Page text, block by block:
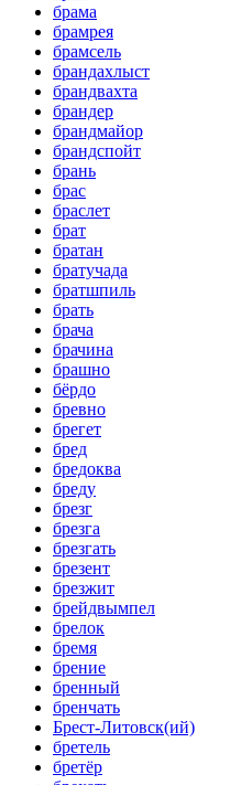
брама
брамрея
брамсель
брандахлыст
брандвахта
брандер
брандмайор
брандспойт
брань
брас
браслет
брат
братан
братучада
братшпиль
брать
брача
брачина
брашно
бёрдо
бревно
брегет
бред
бредоква
бреду
брезг
брезга
брезгать
брезент
брезжит
брейдвымпел
брелок
бремя
брение
бренный
бренчать
Брест-Литовск(ий)
бретель
бретёр